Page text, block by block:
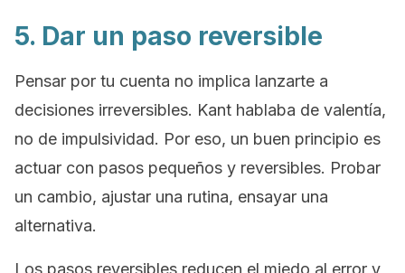
5. Dar un paso reversible
Pensar por tu cuenta no implica lanzarte a
decisiones irreversibles. Kant hablaba de valentía,
no de impulsividad. Por eso, un buen principio es
actuar con pasos pequeños y reversibles. Probar
un cambio, ajustar una rutina, ensayar una
alternativa.
Los pasos reversibles reducen el miedo al error y